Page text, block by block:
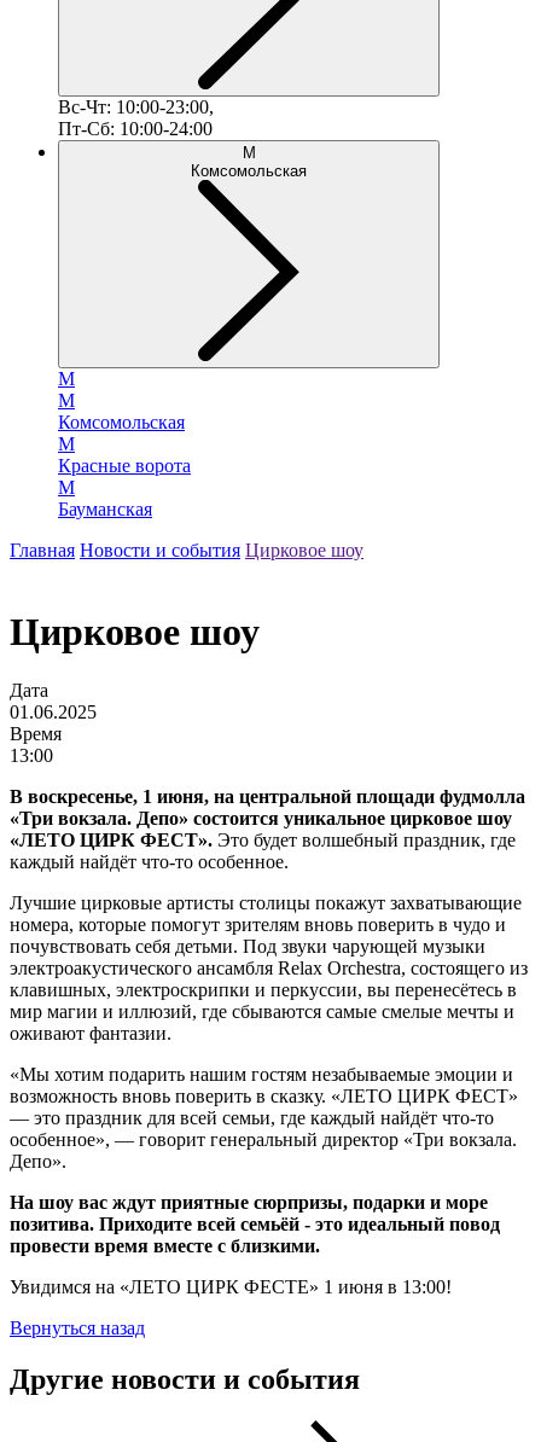
Вс-Чт: 10:00-23:00,
Пт-Сб: 10:00-24:00
М
Комсомольская
М
М
Комсомольская
М
Красные ворота
М
Бауманская
Главная Новости и события Цирковое шоу
Цирковое шоу
Дата
01.06.2025
Время
13:00
В воскресенье, 1 июня, на центральной площади фудмолла
«Три вокзала. Депо» состоится уникальное цирковое шоу
«ЛЕТО ЦИРК ФЕСТ». Это будет волшебный праздник, где
каждый найдёт что-то особенное.
Лучшие цирковые артисты столицы покажут захватывающие
номера, которые помогут зрителям вновь поверить в чудо и
почувствовать себя детьми. Под звуки чарующей музыки
электроакустического ансамбля Relax Orchestra, состоящего из
клавишных, электроскрипки и перкуссии, вы перенесётесь в
мир магии и иллюзий, где сбываются самые смелые мечты и
оживают фантазии.
«Мы хотим подарить нашим гостям незабываемые эмоции и
возможность вновь поверить в сказку. «ЛЕТО ЦИРК ФЕСТ»
— это праздник для всей семьи, где каждый найдёт что-то
особенное», — говорит генеральный директор «Три вокзала.
Депо».
На шоу вас ждут приятные сюрпризы, подарки и море
позитива. Приходите всей семьёй - это идеальный повод
провести время вместе с близкими.
Увидимся на «ЛЕТО ЦИРК ФЕСТЕ» 1 июня в 13:00!
Вернуться назад
Другие новости и события